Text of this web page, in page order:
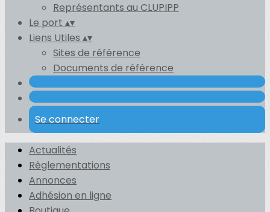
Représentants au CLUPIPP
Le port ▴▾
Liens Utiles ▴▾
Sites de référence
Documents de référence
Se connecter
Actualités
Règlementations
Annonces
Adhésion en ligne